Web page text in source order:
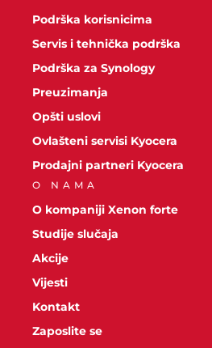
Podrška korisnicima
Servis i tehnička podrška
Podrška za Synology
Preuzimanja
Opšti uslovi
Ovlašteni servisi Kyocera
Prodajni partneri Kyocera
O NAMA
O kompaniji Xenon forte
Studije slučaja
Akcije
Vijesti
Kontakt
Zaposlite se